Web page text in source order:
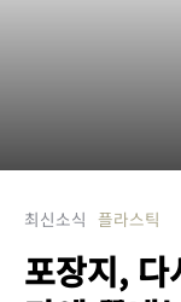
최신소식 플라스틱
포장지,